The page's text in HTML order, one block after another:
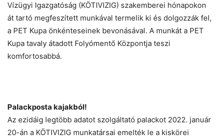
Vízügyi Igazgatóság (KÖTIVIZIG) szakemberei hónapokon
át tartó megfeszített munkával termelik ki és dolgozzák fel,
a PET Kupa önkénteseinek bevonásával. A munkát a PET
Kupa tavaly átadott Folyómentő Központja teszi
komfortosabbá.
Palackposta kajakból!
Az ezidáig legtöbb adatot szolgáltató palackot 2022. január
20-án a KÖTIVIZIG munkatársai emelték le a kiskörei